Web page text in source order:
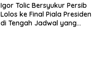
Igor Tolic Bersyukur Persib
Lolos ke Final Piala Presiden
di Tengah Jadwal yang